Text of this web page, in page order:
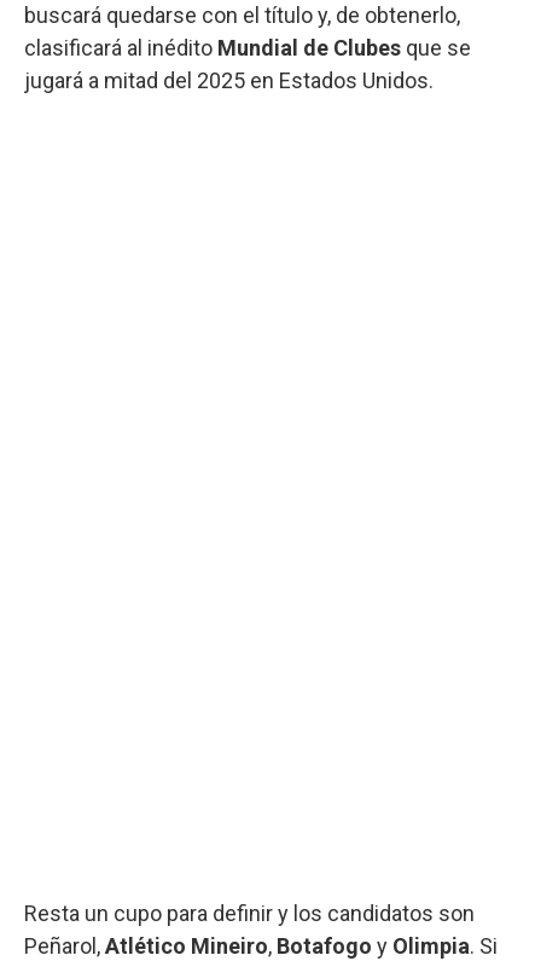
buscará quedarse con el título y, de obtenerlo,
clasificará al inédito Mundial de Clubes que se
jugará a mitad del 2025 en Estados Unidos.
Resta un cupo para definir y los candidatos son
Peñarol,Atlético Mineiro, Botafogo y Olimpia. Si